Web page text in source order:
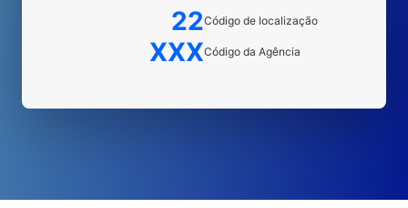
22Código de localização
XXXCódigo da Agência